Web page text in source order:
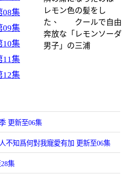
08集
09集
10集
11集
12集
レモン⾊の髪をし
た、 クールで⾃由
奔放な「レモンソーダ
男⼦」の三浦
更新至06集
不知爲何對我寵愛有加 更新至06集
集